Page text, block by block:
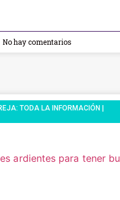
No hay comentarios
TODA LA INFORMACIÓN |